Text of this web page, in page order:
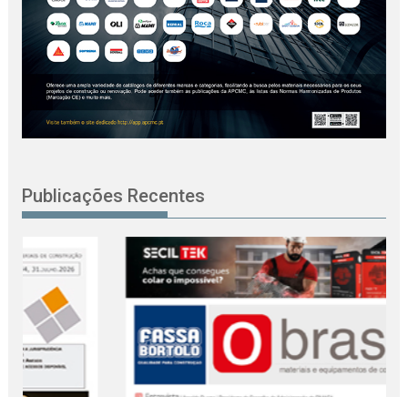
Publicações Recentes